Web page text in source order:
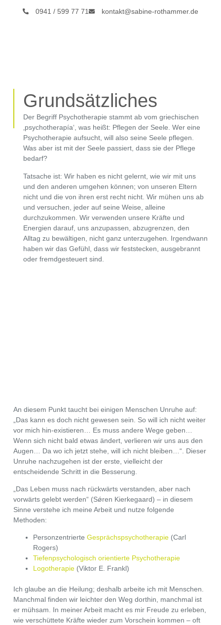
0941 / 599 77 71 kontakt@sabine-rothammer.de
Grundsätzliches
Der Begriff Psychotherapie stammt ab vom griechischen
‚psychotherapía‘, was heißt: Pflegen der Seele. Wer eine
Psychotherapie aufsucht, will also seine Seele pflegen.
Was aber ist mit der Seele passiert, dass sie der Pflege
bedarf?
Tatsache ist: Wir haben es nicht gelernt, wie wir mit uns
und den anderen umgehen können; von unseren Eltern
nicht und die von ihren erst recht nicht. Wir mühen uns ab
und versuchen, jeder auf seine Weise, alleine
durchzukommen. Wir verwenden unsere Kräfte und
Energien darauf, uns anzupassen, abzugrenzen, den
Alltag zu bewältigen, nicht ganz unterzugehen. Irgendwann
haben wir das Gefühl, dass wir feststecken, ausgebrannt
oder fremdgesteuert sind.
An diesem Punkt taucht bei einigen Menschen Unruhe auf:
„Das kann es doch nicht gewesen sein. So will ich nicht weiter
vor mich hin-existieren… Es muss andere Wege geben…
Wenn sich nicht bald etwas ändert, verlieren wir uns aus den
Augen… Da wo ich jetzt stehe, will ich nicht bleiben…“. Dieser
Unruhe nachzugehen ist der erste, vielleicht der
entscheidende Schritt in die Besserung.
„Das Leben muss nach rückwärts verstanden, aber nach
vorwärts gelebt werden“ (Sǿren Kierkegaard) – in diesem
Sinne verstehe ich meine Arbeit und nutze folgende
Methoden:
Personzentrierte Gesprächspsychotherapie(Carl
Rogers)
Tiefenpsychologisch orientierte Psychotherapie
Logotherapie(Viktor E. Frankl)
Ich glaube an die Heilung; deshalb arbeite ich mit Menschen.
Manchmal finden wir leichter den Weg dorthin, manchmal ist
er mühsam. In meiner Arbeit macht es mir Freude zu erleben,
wie verschüttete Kräfte wieder zum Vorschein kommen – oft